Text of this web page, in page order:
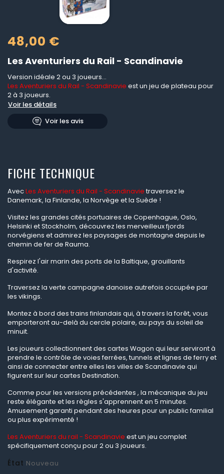
48,00 €
Les Aventuriers du Rail - Scandinavie
Version idéale 2 ou 3 joueurs...
Les Aventuriers du Rail - Scandinavie est un jeu de plateau pour
2 à 3 joueurs.
Voir les détails
Voir les avis
FICHE TECHNIQUE
AvecLes Aventuriers du Rail - Scandinavietraversez le
Danemark, la Finlande, la Norvège et la Suède !
Visitez les grandes cités portuaires de Copenhague, Oslo,
Helsinki et Stockholm, découvrez les merveilleux fjords
norvégiens et admirez les paysages de montagne depuis le
chemin de fer de Rauma.
Respirez l'air marin des ports de la Baltique, grouillants
d'activité.
Traversez la verte campagne danoise autrefois occupée par
les vikings.
Montez à bord des trains finlandais qui, à travers la forêt, vous
emporteront au-delà du cercle polaire, au pays du soleil de
minuit.
Les joueurs collectionnent des cartes Wagon qui leur serviront à
prendre le contrôle de voies ferrées, tunnels et lignes de ferry et
ainsi de connecter entre elles les villes de Scandinavie qui
figurent sur leur cartes Destination.
Comme pour les versions précédentes , la mécanique du jeu
reste élégante et les règles s'apprennent en 5 minutes.
Amusement garanti pendant des heures pour un public familial
ou plus expérimenté !
Les Aventuriers du rail - Scandinavie est un jeu complet
spécifiquement conçu pour 2 ou 3 joueurs.
État Nouveau